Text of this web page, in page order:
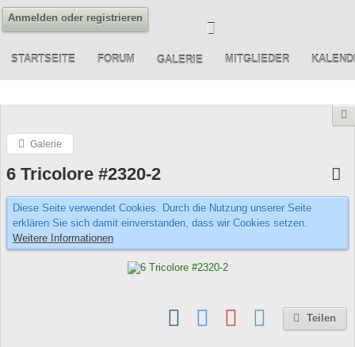
Anmelden oder registrieren
STARTSEITE FORUM GALERIE MITGLIEDER
Galerie
6 Tricolore #2320-2
Diese Seite verwendet Cookies. Durch die Nutzung unserer Seite
erklären Sie sich damit einverstanden, dass wir Cookies setzen.
Weitere Informationen
Teilen